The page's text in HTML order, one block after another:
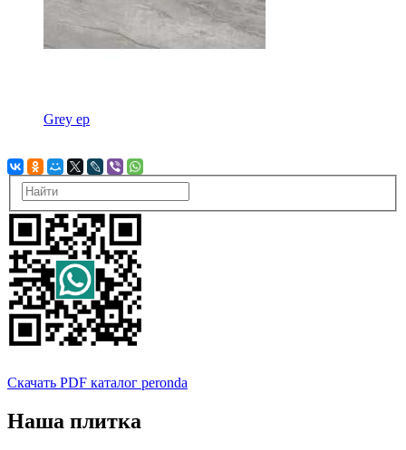
Grey ep
Скачать PDF каталог peronda
Наша плитка